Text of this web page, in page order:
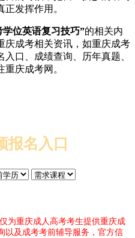
发挥作用。
学位英语复习技巧”的相关内
庆成考相关资讯，如重庆成考
口、成绩查询、历年真题、
庆成考网。
报名入口
为重庆成人高考考生提供重庆成
以及成考考前辅导服务，官方信